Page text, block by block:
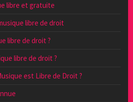
libre et gratuite
libre de droit
libre de droit ?
libre de droit ?
est Libre de Droit ?